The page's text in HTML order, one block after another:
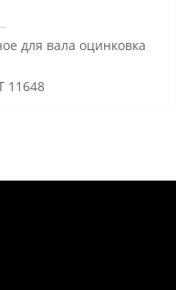
для вала оцинковка
11648